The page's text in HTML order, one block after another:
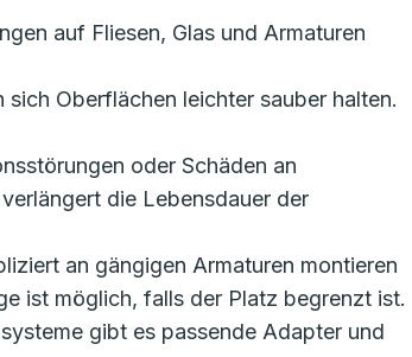
auf Fliesen, Glas und Armaturen
Oberflächen leichter sauber halten.
oder Schäden an
die Lebensdauer der
an gängigen Armaturen montieren
ist möglich, falls der Platz begrenzt ist.
gibt es passende Adapter und